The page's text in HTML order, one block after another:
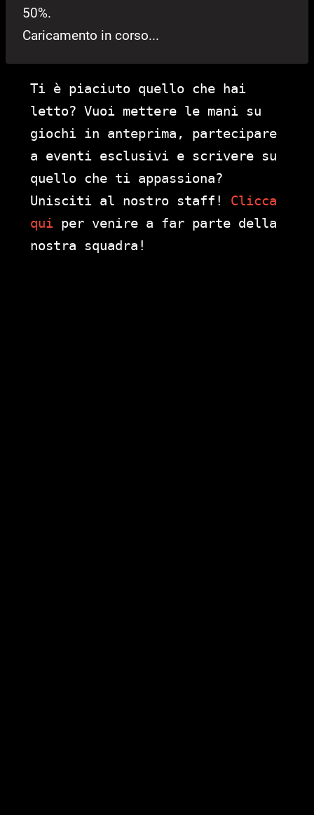
50%.
Caricamento in corso...
Ti è piaciuto quello che hai
letto? Vuoi mettere le mani su
giochi in anteprima, partecipare
a eventi esclusivi e scrivere su
quello che ti appassiona?
Unisciti al nostro staff! Clicca
qui per venire a far parte della
nostra squadra!